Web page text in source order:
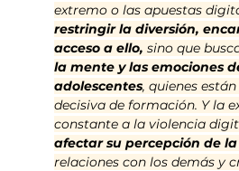
extremo o las apuestas
restringir la diversión,
acceso a ello, sino que
la mente y las emociones
adolescentes, quienes
decisiva de formación. Y la
constante a la violencia
afectar su percepción de
relaciones con los demás y